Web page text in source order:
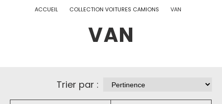
ACCUEIL COLLECTION VOITURES CAMIONS VAN
VAN
Trier par :